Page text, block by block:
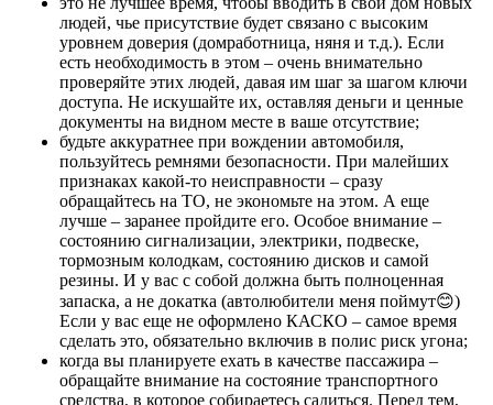
людей, чье присутствие будет связано с высоким
уровнем доверия (домработница, няня и т.д.). Если
есть необходимость в этом – очень внимательно
проверяйте этих людей, давая им шаг за шагом ключи
доступа. Не искушайте их, оставляя деньги и ценные
документы на видном месте в ваше отсутствие;
будьте аккуратнее при вождении автомобиля,
пользуйтесь ремнями безопасности. При малейших
признаках какой-то неисправности – сразу
обращайтесь на ТО, не экономьте на этом. А еще
лучше – заранее пройдите его. Особое внимание –
состоянию сигнализации, электрики, подвеске,
тормозным колодкам, состоянию дисков и самой
резины. И у вас с собой должна быть полноценная
запаска, а не докатка (автолюбители меня поймут😊)
Если у вас еще не оформлено КАСКО – самое время
сделать это, обязательно включив в полис риск угона;
когда вы планируете ехать в качестве пассажира –
обращайте внимание на состояние транспортного
средства, в которое собираетесь садиться. Перед тем,